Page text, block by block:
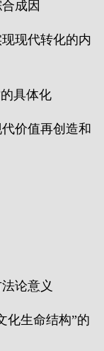
成因
现代转化的内
具体化
价值再创造和
论意义
化生命结构”的